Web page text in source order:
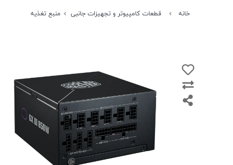
خانه قطعات کامپیوتر و تجهیزات جانبی منبع تغذیه